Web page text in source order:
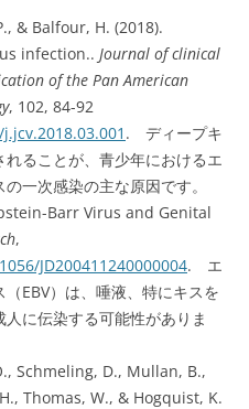
& Balfour, H. (2018).
infection.. Journal of clinical
of the Pan American
, 102, 84-92
. ディープキ
ることが、青少年におけるエ
一次感染の主な原因です。
Barr Virus and Genital
,
JD200411240000004. エ
EBV）は、唾液、特にキスを
に伝染する可能性がありま
Schmeling, D., Mullan, B.,
Thomas, W., & Hogquist, K.